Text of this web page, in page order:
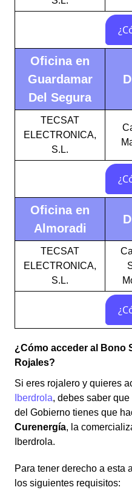
Oficina en
Guardamar
Del Segura
TECSAT
ELECTRONICA,
S.L.
Oficina en
Almoradi
TECSAT
ELECTRONICA,
S.L.
¿Cómo acceder al Bono
Rojales?
Si eres rojalero y quieres
Iberdrola, debes saber
del Gobierno tienes que
Curenergía, la
Iberdrola.
Para tener derecho a esta
los siguientes requisitos: